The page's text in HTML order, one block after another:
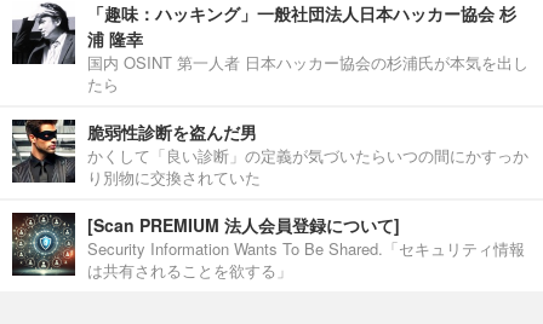
「趣味：ハッキング」一般社団法人日本ハッカー協会 杉
浦 隆幸
国内 OSINT 第一人者 日本ハッカー協会の杉浦氏が本気を出し
たら
脆弱性診断を盗んだ男
かくして「良い診断」の定義が気づいたらいつの間にかすっか
り別物に交換されていた
[Scan PREMIUM 法人会員登録について]
Security Information Wants To Be Shared.「セキュリティ情報
は共有されることを欲する」